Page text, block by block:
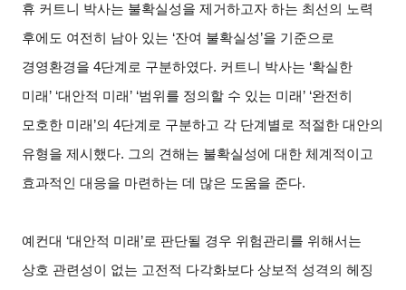
휴 커트니 박사는 불확실성을 제거하고자 하는 최선의 노력
후에도 여전히 남아 있는 ‘잔여 불확실성’을 기준으로
경영환경을 4단계로 구분하였다. 커트니 박사는 ‘확실한
미래’ ‘대안적 미래’ ‘범위를 정의할 수 있는 미래’ ‘완전히
모호한 미래’의 4단계로 구분하고 각 단계별로 적절한 대안의
유형을 제시했다. 그의 견해는 불확실성에 대한 체계적이고
효과적인 대응을 마련하는 데 많은 도움을 준다.
예컨대 ‘대안적 미래’로 판단될 경우 위험관리를 위해서는
상호 관련성이 없는 고전적 다각화보다 상보적 성격의 헤징